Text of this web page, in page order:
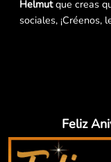
Helmutque creas
sociales, ¡Créenos,
Feliz